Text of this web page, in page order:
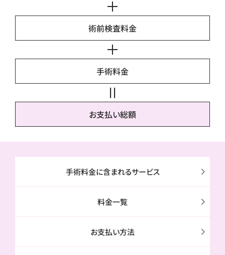
術前検査料金
手術料金
お支払い総額
手術料金に含まれるサービス
料金一覧
お支払い方法